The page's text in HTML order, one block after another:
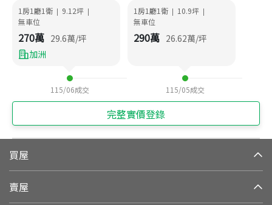
1房1廳1衛 | 9.12坪 |
無車位
270萬 29.6萬/坪
加洲
115/06成交
1房1廳1衛 | 10.9坪 |
無車位
290萬 26.62萬/坪
115/05成交
完整實價登錄
買屋
賣屋